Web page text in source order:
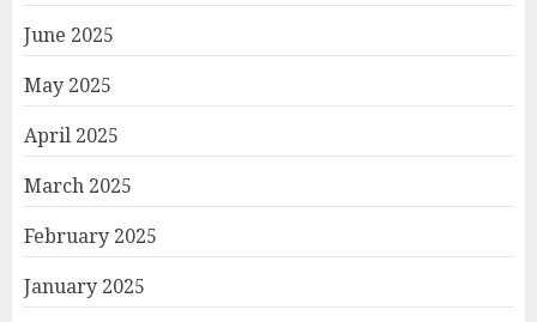
June 2025
May 2025
April 2025
March 2025
February 2025
January 2025